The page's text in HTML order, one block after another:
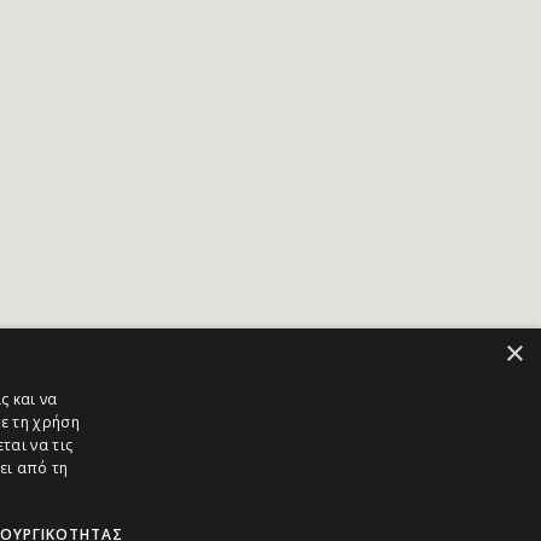
×
και να
τη χρήση
να τις
από τη